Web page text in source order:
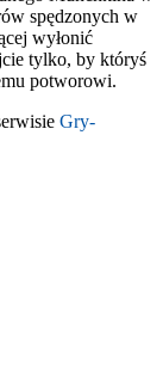
spędzonych w
wyłonić
tylko, by któryś
potworowi.
Gry-